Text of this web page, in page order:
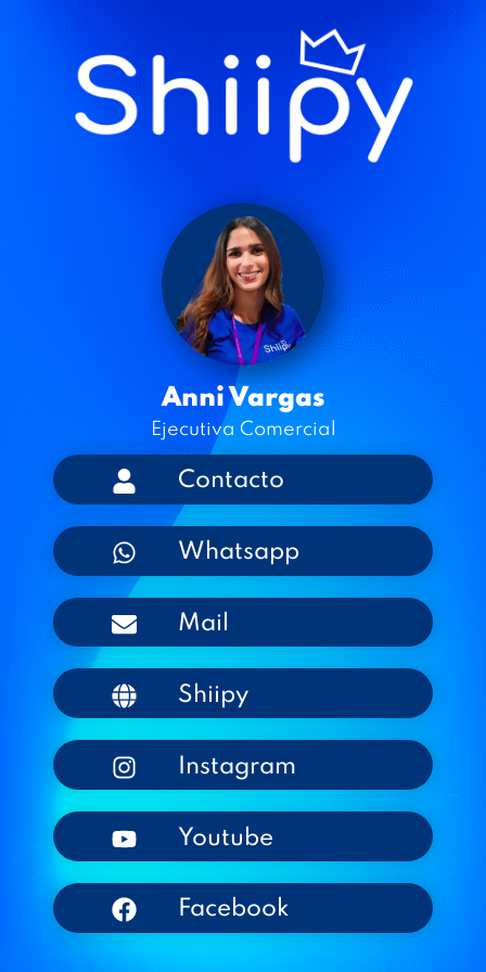
Anni Vargas
Ejecutiva Comercial
Contacto
Whatsapp
Mail
Shiipy
Instagram
Youtube
Facebook